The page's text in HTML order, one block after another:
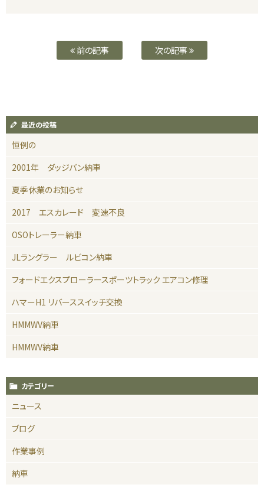
前の記事 次の記事
最近の投稿
恒例の
2001年 ダッジバン納車
夏季休業のお知らせ
2017 エスカレード 変速不良
OSOトレーラー納車
JLラングラー ルビコン納車
フォードエクスプローラースポーツトラック エアコン修理
ハマーH1 リバーススイッチ交換
HMMWV納車
HMMWV納車
カテゴリー
ニュース
ブログ
作業事例
納車